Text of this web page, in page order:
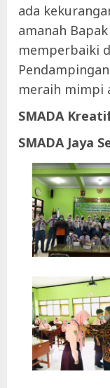
ada
amanah
memperbaiki
meraih mimpi
SMADA
SMADA Jaya